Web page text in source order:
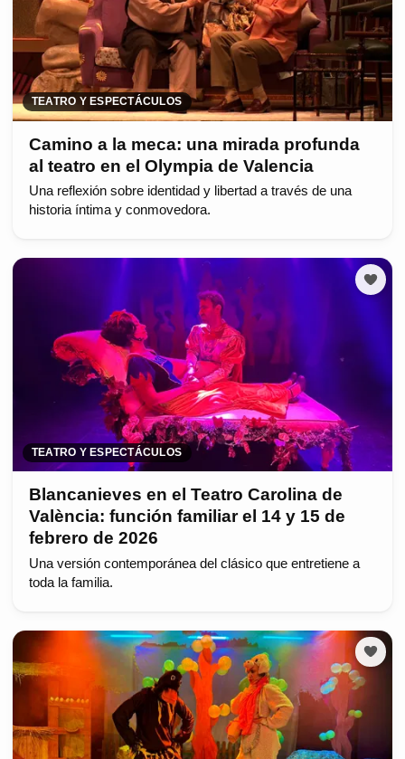
TEATRO Y ESPECTÁCULOS
Camino a la meca: una mirada profunda
al teatro en el Olympia de Valencia
Una reflexión sobre identidad y libertad a través de una
historia íntima y conmovedora.
TEATRO Y ESPECTÁCULOS
Blancanieves en el Teatro Carolina de
València: función familiar el 14 y 15 de
febrero de 2026
Una versión contemporánea del clásico que entretiene a
toda la familia.